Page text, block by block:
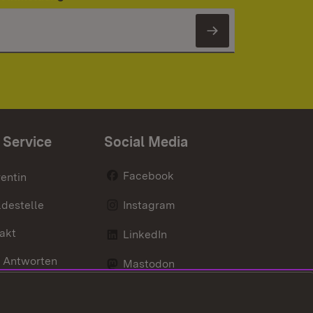
Newsletter
Service
Antworten
Social Media
Facebook
Instagram
LinkedIn
Mastodon